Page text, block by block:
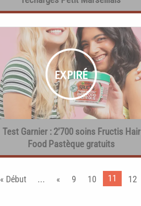
Test Garnier : 2’700 soins Fructis Hair
Food Pastèque gratuits
« Début ... « 9 10 11 12